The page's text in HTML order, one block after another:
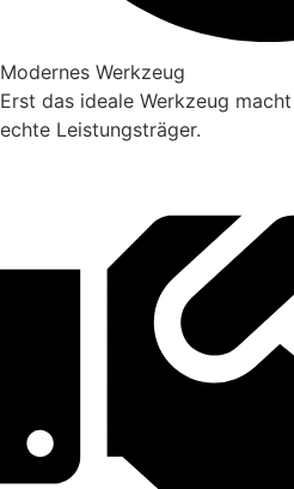
Modernes Werkzeug
Erst das ideale Werkzeug
echte Leistungsträger.